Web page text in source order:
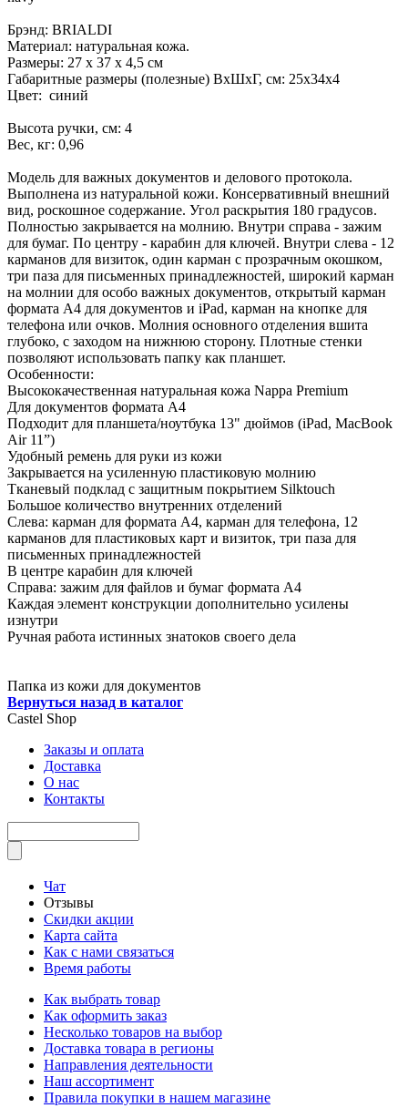
Брэнд: BRIALDI
Материал: натуральная кожа.
Размеры: 27 х 37 х 4,5 см
Габаритные размеры (полезные) ВхШхГ, см: 25х34х4
Цвет: синий
Высота ручки, см: 4
Вес, кг: 0,96
Модель для важных документов и делового протокола.
Выполнена из натуральной кожи. Консервативный внешний
вид, роскошное содержание. Угол раскрытия 180 градусов.
Полностью закрывается на молнию. Внутри справа - зажим
для бумаг. По центру - карабин для ключей. Внутри слева - 12
карманов для визиток, один карман с прозрачным окошком,
три паза для письменных принадлежностей, широкий карман
на молнии для особо важных документов, открытый карман
формата А4 для документов и iPad, карман на кнопке для
телефона или очков. Молния основного отделения вшита
глубоко, с заходом на нижнюю сторону. Плотные стенки
позволяют использовать папку как планшет.
Особенности:
Высококачественная натуральная кожа Nappa Premium
Для документов формата А4
Подходит для планшета/ноутбука 13" дюймов (iPad, MacBook
Air 11”)
Удобный ремень для руки из кожи
Закрывается на усиленную пластиковую молнию
Тканевый подклад с защитным покрытием Silktouch
Большое количество внутренних отделений
Слева: карман для формата А4, карман для телефона, 12
карманов для пластиковых карт и визиток, три паза для
письменных принадлежностей
В центре карабин для ключей
Справа: зажим для файлов и бумаг формата А4
Каждая элемент конструкции дополнительно усилены
изнутри
Ручная работа истинных знатоков своего дела
Папка из кожи для документов
Вернуться назад в каталог
Castel Shop
Заказы и оплата
Доставка
О нас
Контакты
Чат
Отзывы
Скидки акции
Карта сайта
Как с нами связаться
Время работы
Как выбрать товар
Как оформить заказ
Несколько товаров на выбор
Доставка товара в регионы
Направления деятельности
Наш ассортимент
Правила покупки в нашем магазине